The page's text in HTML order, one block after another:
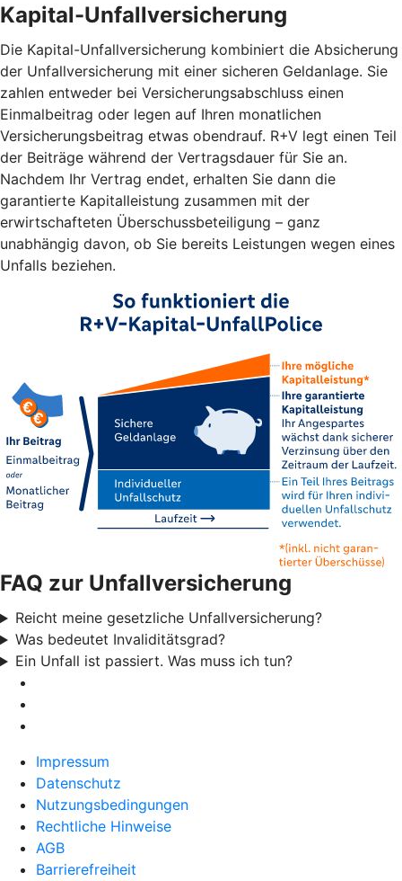
Kapital-Unfallversicherung
Die Kapital-Unfallversicherung kombiniert die Absicherung
der Unfallversicherung mit einer sicheren Geldanlage. Sie
zahlen entweder bei Versicherungsabschluss einen
Einmalbeitrag oder legen auf Ihren monatlichen
Versicherungsbeitrag etwas obendrauf. R+V legt einen Teil
der Beiträge während der Vertragsdauer für Sie an.
Nachdem Ihr Vertrag endet, erhalten Sie dann die
garantierte Kapitalleistung zusammen mit der
erwirtschafteten Überschussbeteiligung – ganz
unabhängig davon, ob Sie bereits Leistungen wegen eines
Unfalls beziehen.
FAQ zur Unfallversicherung
Reicht meine gesetzliche Unfallversicherung?
Was bedeutet Invaliditätsgrad?
Ein Unfall ist passiert. Was muss ich tun?
Impressum
Datenschutz
Nutzungsbedingungen
Rechtliche Hinweise
AGB
Barrierefreiheit